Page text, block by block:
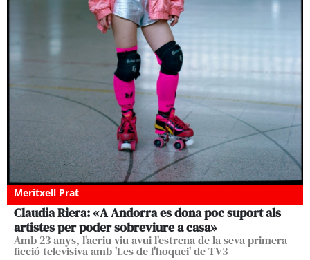
Meritxell Prat
Claudia Riera: «A Andorra es dona poc suport als
artistes per poder sobreviure a casa»
Amb 23 anys, l'acriu viu avui l'estrena de la seva primera
ficció televisiva amb 'Les de l'hoquei' de TV3